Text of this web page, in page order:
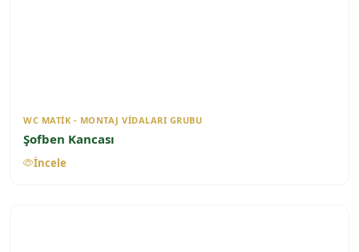
WC MATIK - MONTAJ VIDALARI GRUBU
Şofben Kancası
İncele